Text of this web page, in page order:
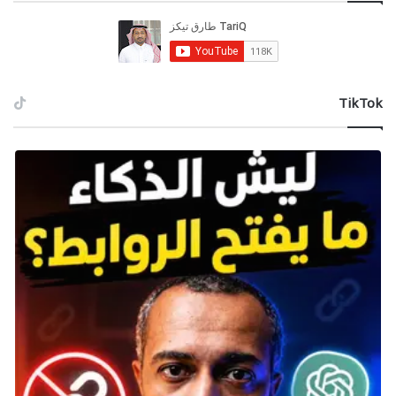
يُعد المشروع نقلة نوعية في البنية التحتية لصناعة الألعاب
في السعودية، ويهدف إلى:
‫TikTok